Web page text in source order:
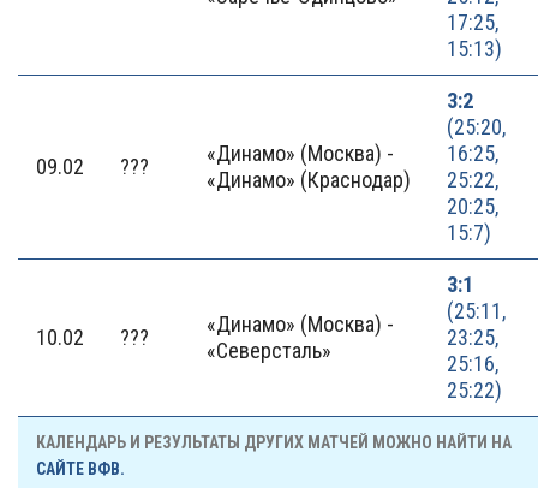
17:25,
15:13)
09.02 ???
«Динамо» (Москва) -
«Динамо» (Краснодар)
3:2
(25:20,
16:25,
25:22,
20:25,
15:7)
10.02 ???
«Динамо» (Москва) -
«Северсталь»
3:1
(25:11,
23:25,
25:16,
25:22)
КАЛЕНДАРЬ И РЕЗУЛЬТАТЫ ДРУГИХ МАТЧЕЙ МОЖНО НАЙТИ НА
САЙТЕ ВФВ.